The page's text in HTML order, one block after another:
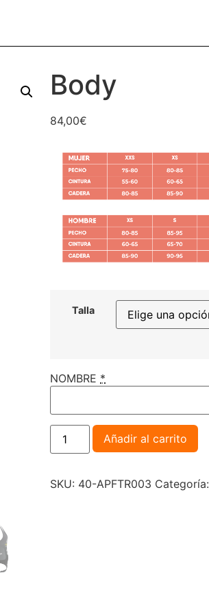
Body
84,00€
Talla
NOMBRE *
Añadir al carrito
SKU: 40-APFTR003 Categoría: